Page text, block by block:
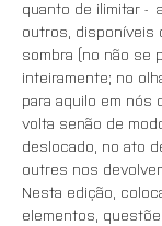
quanto de ilimitar -
outros, disponíveis
sombra (no não se
inteiramente; no
para aquilo em nós
volta senão de
deslocado, no ato
outres nos
Nesta edição,
elementos,